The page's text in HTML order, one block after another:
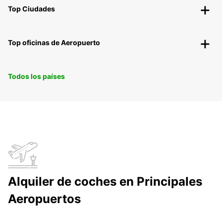
Top Ciudades
Top oficinas de Aeropuerto
Todos los países
Alquiler de coches en Principales
Aeropuertos